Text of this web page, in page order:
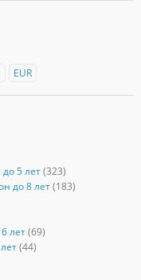
EUR
5 лет (323)
до 8 лет (183)
лет (69)
(44)